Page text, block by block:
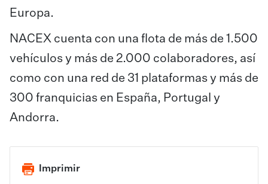
Europa.
NACEX cuenta con una flota de más de 1.500
vehículos y más de 2.000 colaboradores, así
como con una red de 31 plataformas y más de
300 franquicias en España, Portugal y
Andorra.
Imprimir